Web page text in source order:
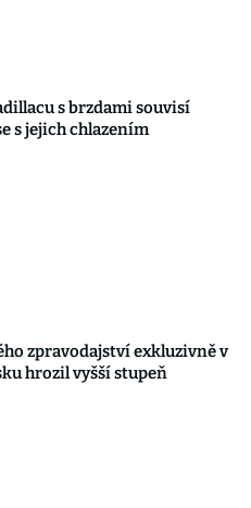
s brzdami souvisí
s jejich chlazením
zpravodajství exkluzivně v
hrozil vyšší stupeň